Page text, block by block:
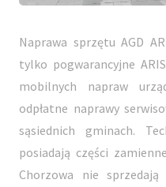
Naprawa sprzętu AGD
tylko pogwarancyjne
mobilnych napraw
odpłatne naprawy
sąsiednich gminach.
posiadają części
Chorzowa nie sprzedają